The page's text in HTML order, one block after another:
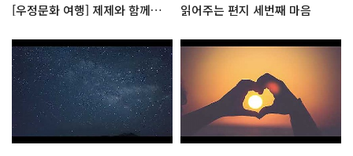
[우정문화 여행] 제제와 함께 떠나는 부산 느린우체통 읽어주는 편지 세번째 마음